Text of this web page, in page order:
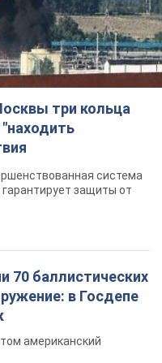
три кольца
система
защиты от
70 баллистических
в Госдепе
американский